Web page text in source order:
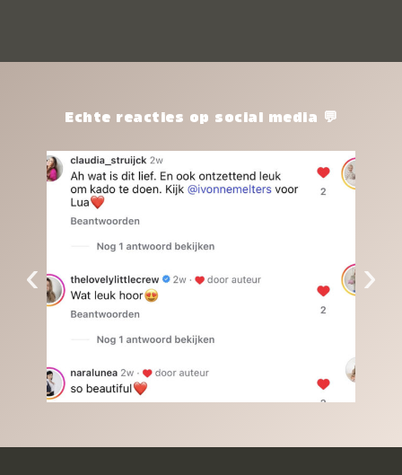
het waard.Echte reacties op social media 💬
‹ ›